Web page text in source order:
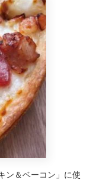
ン＆ベーコン」に使